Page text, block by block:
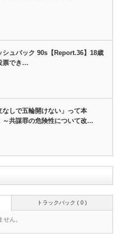
シュバック 90s【Report.36】18歳
票でき…
なしで五輪開けない」って本
～共謀罪の危険性について改…
トラックバック ( 0 )
ん。